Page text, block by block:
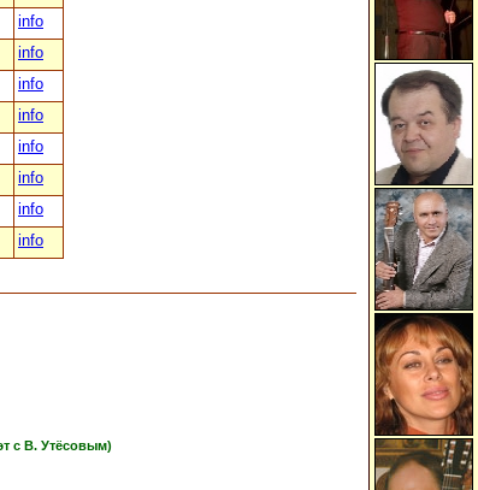
info
info
info
info
info
info
info
info
с В. Утёсовым)